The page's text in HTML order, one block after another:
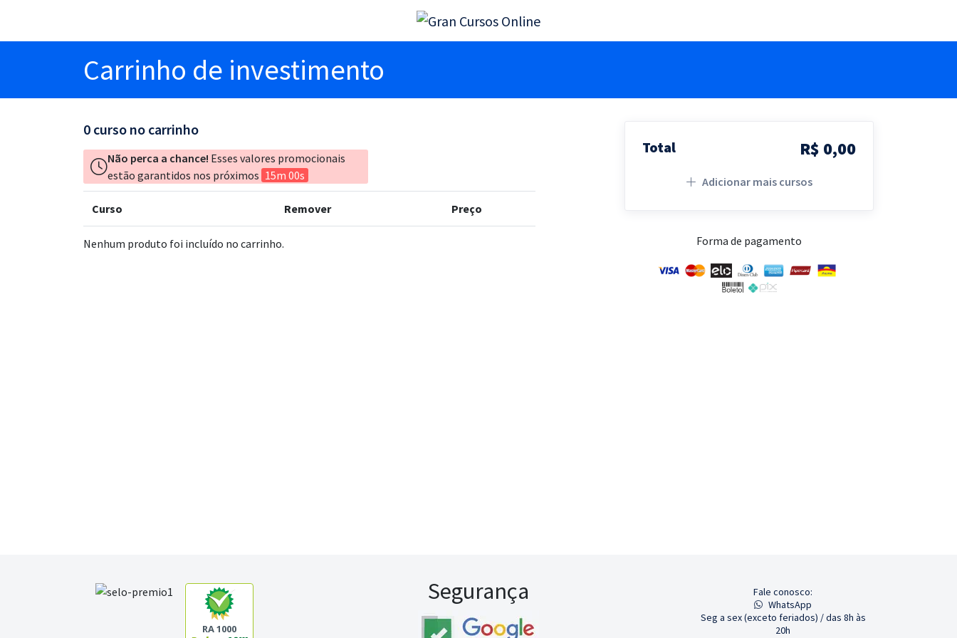
Carrinho de investimento
0 curso no carrinho
Não perca a chance! Esses valores promocionais
estão garantidos nos próximos 15m 00s
Curso Remover Preço
Nenhum produto foi incluído no carrinho.
Total R$ 0,00
Adicionar mais cursos
Forma de pagamento
RA 1000
Segurança
Fale conosco:
WhatsApp
Seg a sex (exceto feriados) / das 8h às
20h